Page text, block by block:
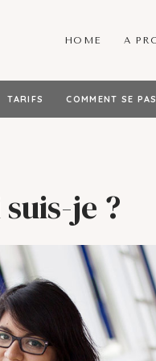
HOME A
TARIFS COMMENT SE
je ?